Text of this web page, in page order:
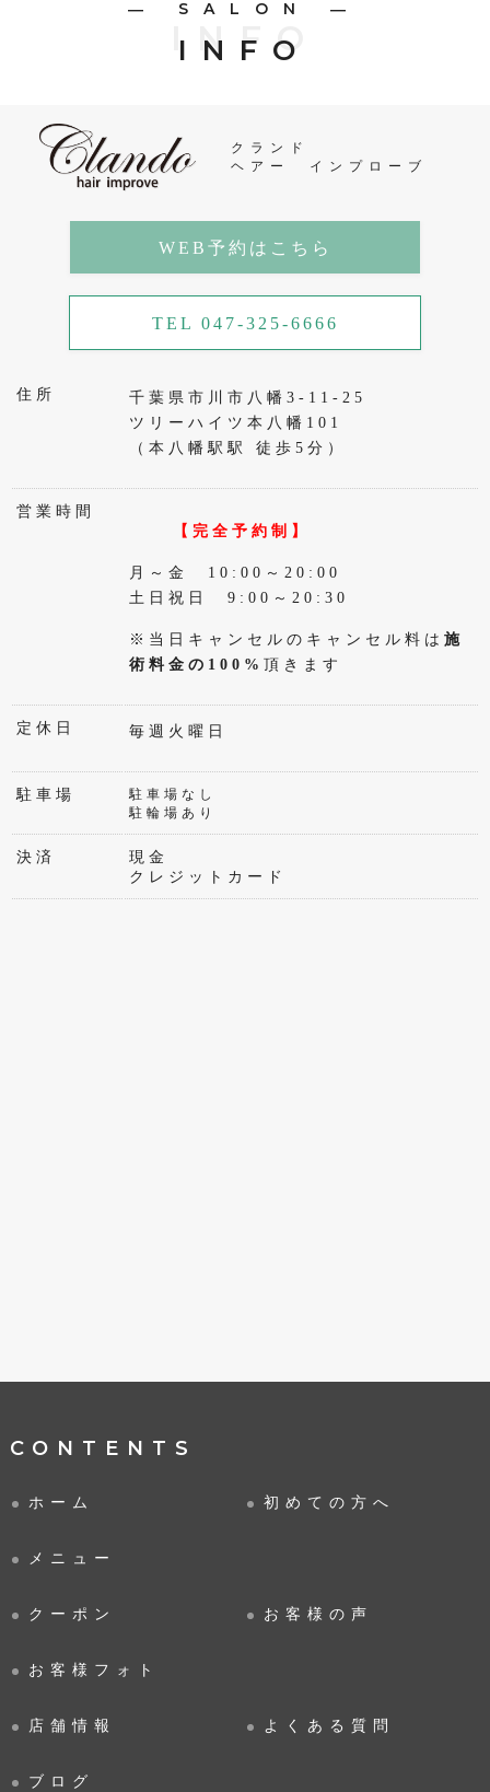
― SALON ―
INFO
INFO
クランド
ヘアー インプローブ
WEB予約はこちら
TEL 047-325-6666
住所
千葉県市川市八幡3-11-25
ツリーハイツ本八幡101
（本八幡駅駅 徒歩5分）
営業時間
【完全予約制】
月～金 10:00～20:00
土日祝日 9:00～20:30
※当日キャンセルのキャンセル料は施
術料金の100%頂きます
定休日 毎週火曜日
駐車場
駐車場なし
駐輪場あり
決済
現金
クレジットカード
CONTENTS
ホーム 初めての方へ
メニュー
クーポン お客様の声
お客様フォト
店舗情報 よくある質問
ブログ